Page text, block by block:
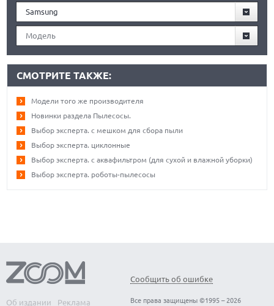
Samsung
Модель
СМОТРИТЕ ТАКЖЕ:
Модели того же производителя
Новинки раздела Пылесосы.
Выбор эксперта. с мешком для сбора пыли
Выбор эксперта. циклонные
Выбор эксперта. с аквафильтром (для сухой и влажной уборки)
Выбор эксперта. роботы-пылесосы
Об издании Реклама
Сообщить об ошибке
Все права защищены ©1995 – 2026